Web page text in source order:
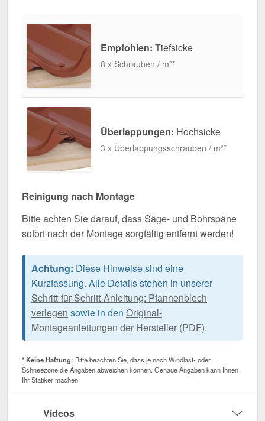
Empfohlen: Tiefsicke
8 x Schrauben / m²*
Überlappungen: Hochsicke
3 x Überlappungsschrauben / m²*
Reinigung nach Montage
Bitte achten Sie darauf, dass Säge- und Bohrspäne
sofort nach der Montage sorgfältig entfernt werden!
Achtung: Diese Hinweise sind eine
Kurzfassung. Alle Details stehen in unserer
Schritt-für-Schritt-Anleitung: Pfannenblech
verlegen sowie in den Original-
Montageanleitungen der Hersteller (PDF).
* Keine Haftung: Bitte beachten Sie, dass je nach Windlast- oder
Schneezone die Angaben abweichen können. Genaue Angaben kann Ihnen
Ihr Statiker machen.
Videos